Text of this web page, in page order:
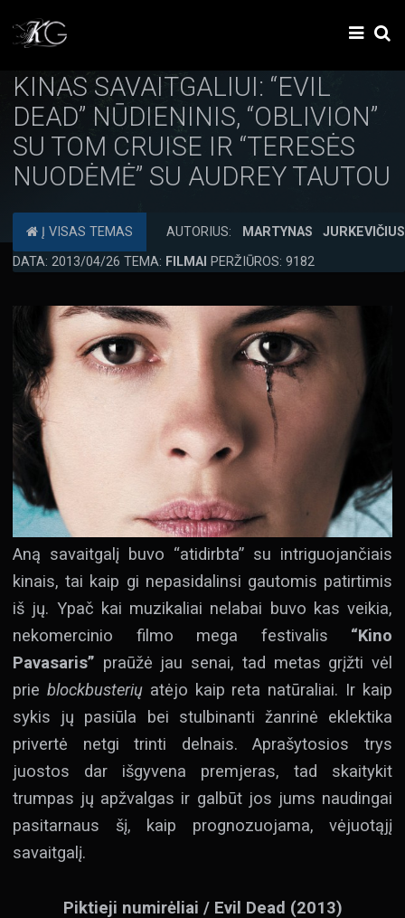
KINAS SAVAITGALIUI: “EVIL
DEAD” NŪDIENINIS, “OBLIVION”
SU TOM CRUISE IR “TERESĖS
NUODĖMĖ” SU AUDREY TAUTOU
Į VISAS TEMAS AUTORIUS:
MARTYNAS JURKEVIČIUS
DATA: 2013/04/26 TEMA: FILMAI PERŽIŪROS: 9182
Aną savaitgalį buvo “atidirbta” su intriguojančiais
kinais, tai kaip gi nepasidalinsi gautomis patirtimis
iš jų. Ypač kai muzikaliai nelabai buvo kas veikia,
nekomercinio filmo mega festivalis “Kino
Pavasaris” praūžė jau senai, tad metas grįžti vėl
prie blockbusteriųatėjo kaip reta natūraliai. Ir kaip
sykis jų pasiūla bei stulbinanti žanrinė eklektika
privertė netgi trinti delnais. Aprašytosios trys
juostos dar išgyvena premjeras, tad skaitykit
trumpas jų apžvalgas ir galbūt jos jums naudingai
pasitarnaus šį, kaip prognozuojama, vėjuotąjį
savaitgalį.
Piktieji numirėliai / Evil Dead (2013)